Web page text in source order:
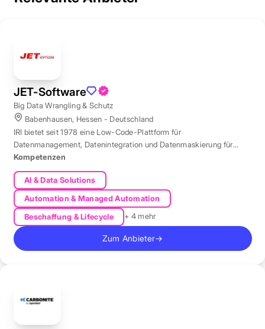
JET-Software
Big Data Wrangling & Schutz
Babenhausen, Hessen - Deutschland
IRI bietet seit 1978 eine Low-Code-Plattform für
Datenmanagement, Datenintegration und Datenmaskierung für
produktive Datenbestände weltweit.
Kompetenzen
AI & Data Solutions
Automation & Managed Automation
Beschaffung & Lifecycle
+ 4 mehr
Zum Anbieter→